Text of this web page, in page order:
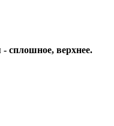
сплошное, верхнее.